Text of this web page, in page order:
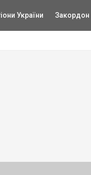
України Закордон